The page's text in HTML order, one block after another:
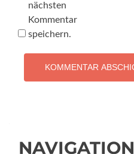
nächsten
Kommentar
speichern.
NAVIGATION